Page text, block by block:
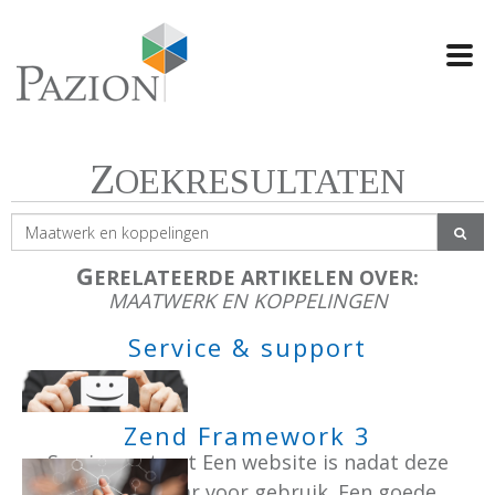
ZOEKRESULTATEN
GERELATEERDE ARTIKELEN OVER:
MAATWERK EN KOPPELINGEN
Service & support
Servicecontract Een website is nadat deze
Zend Framework 3